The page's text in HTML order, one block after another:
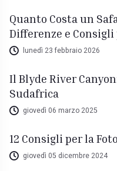
Quanto Costa un
Differenze e Consigli
lunedì 23 febbraio 2026
Il Blyde River
Sudafrica
giovedì 06 marzo 2025
12 Consigli per la
giovedì 05 dicembre 2024